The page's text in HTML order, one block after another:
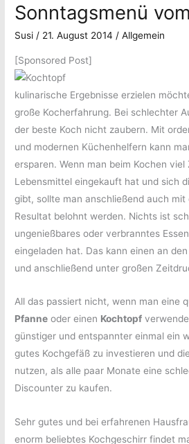
doch
Pfanne,
oder
doch
nicht?
Sonntagsmenü
Susi / 21. August 2014 /Allgemein
[Sponsored Post]
kulinarische Ergebnisse erzielen
große Kocherfahrung. Bei schlechter
der beste Koch nicht zaubern. Mit
und modernen Küchenhelfern kann
ersparen. Wenn man beim Kochen
Lebensmittel eingekauft hat und sich
gibt, sollte man anschließend auch mit
Resultat belohnt werden. Nichts ist
ungenießbares oder verbranntes
eingeladen hat. Das kann einen an
und anschließend unter großen
All das passiert nicht, wenn man eine
Pfanne oder einen Kochtopf
günstiger und entspannter einmal ein
gutes Kochgefäß zu investieren und
nutzen, als alle paar Monate eine
Discounter zu kaufen.
Sehr gutes und bei erfahrenen
enorm beliebtes Kochgeschirr findet